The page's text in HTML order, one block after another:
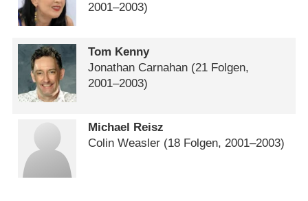
2001⁠–⁠2003)
Tom Kenny
Jonathan Carnahan (21 Folgen,
2001⁠–⁠2003)
Michael Reisz
Colin Weasler (18 Folgen, 2001⁠–⁠2003)